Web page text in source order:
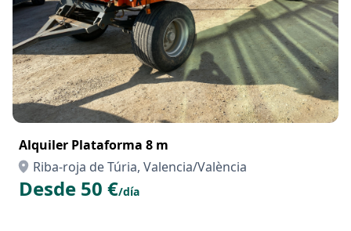
Alquiler Plataforma 8 m
Riba-roja de Túria, Valencia/València
Desde 50 €/día